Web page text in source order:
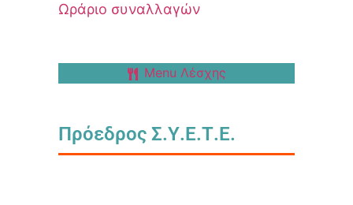
Ωράριο συναλλαγών
Menu Λέσχης
Πρόεδρος Σ.Υ.Ε.Τ.Ε.